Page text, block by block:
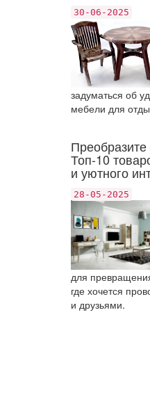
30-06-2025
задуматься об
мебели для
Топ-10
и уютного
28-05-2025
для
где хочется
и друзьями.